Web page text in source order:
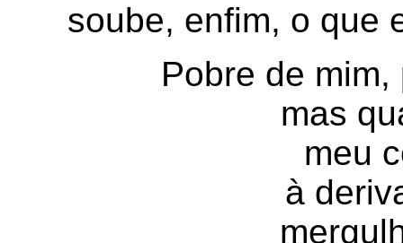
soube, enfim, o que
Pobre de
mas
meu
à